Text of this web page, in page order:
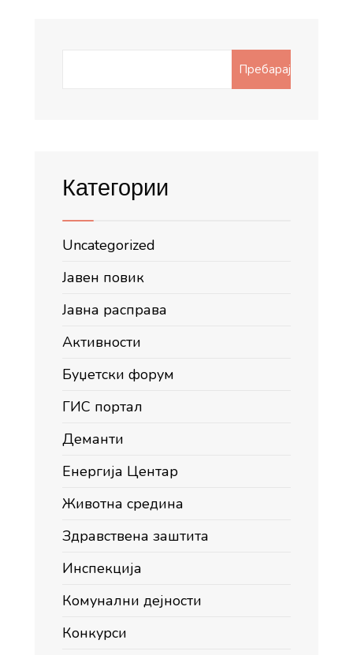
Пребарај
Категории
Uncategorized
Јавен повик
Јавна расправа
Активности
Буџетски форум
ГИС портал
Деманти
Енергија Центар
Животна средина
Здравствена заштита
Инспекција
Комунални дејности
Конкурси